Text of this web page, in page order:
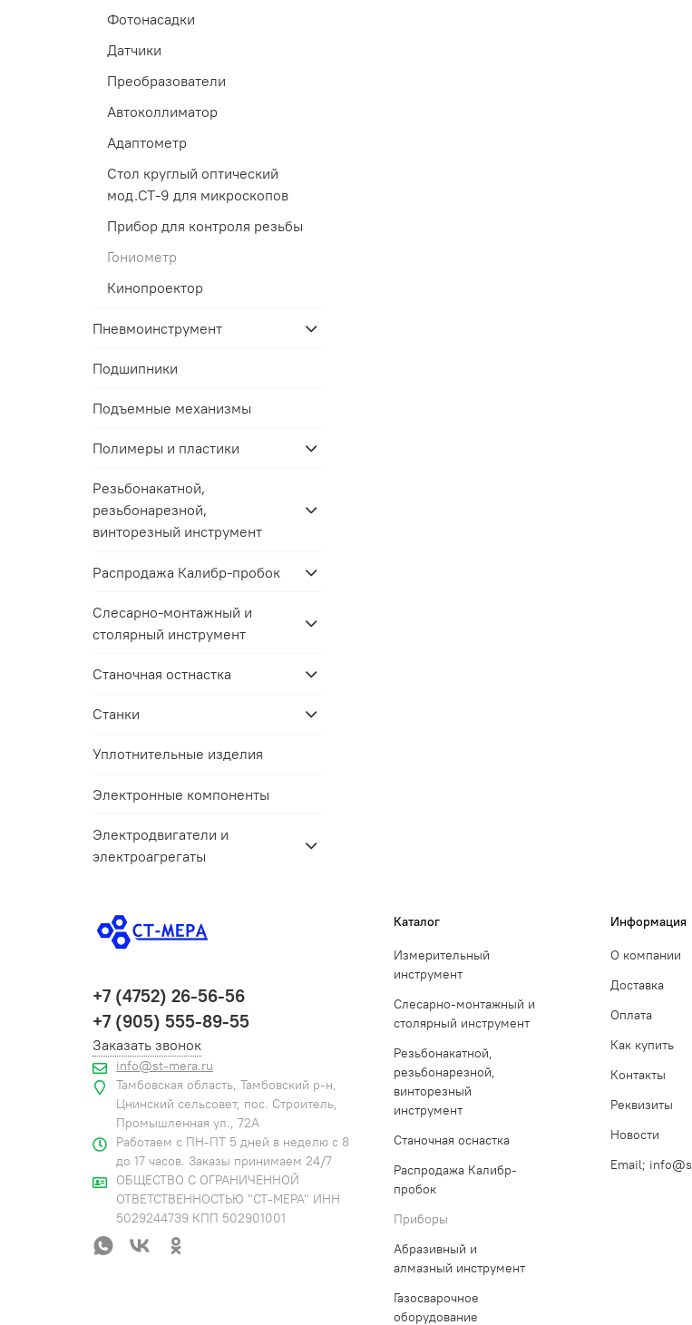
Фотонасадки
Датчики
Преобразователи
Автоколлиматор
Адаптометр
Стол круглый оптический
мод.СТ-9 для микроскопов
Прибор для контроля резьбы
Гониометр
Кинопроектор
Пневмоинструмент
Подшипники
Подъемные механизмы
Полимеры и пластики
Резьбонакатной,
резьбонарезной,
винторезный инструмент
Распродажа Калибр-пробок
Слесарно-монтажный и
столярный инструмент
Станочная остнастка
Станки
Уплотнительные изделия
Электронные компоненты
Электродвигатели и
электроагрегаты
Каталог
Измерительный
инструмент
Слесарно-монтажный и
столярный инструмент
Резьбонакатной,
резьбонарезной,
винторезный
инструмент
Станочная оснастка
Распродажа Калибр-
пробок
Приборы
Абразивный и
алмазный инструмент
Газосварочное
оборудование
Информация
О компании
Доставка
Оплата
Как купить
Контакты
Реквизиты
Новости
Email;
+7 (4752) 26-56-56
+7 (905) 555-89-55
Заказать звонок
info@st-mera.ru
Тамбовская область, Тамбовский р-н,
Цнинский сельсовет, пос. Строитель,
Промышленная ул., 72А
Работаем с ПН-ПТ 5 дней в неделю с 8
до 17 часов. Заказы принимаем 24/7
ОБЩЕСТВО С ОГРАНИЧЕННОЙ
ОТВЕТСТВЕННОСТЬЮ "СТ-МЕРА" ИНН
5029244739 КПП 502901001